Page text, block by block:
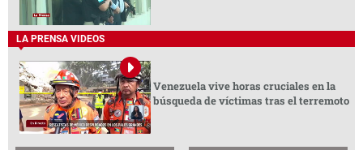
LA PRENSA VIDEOS
Venezuela vive horas cruciales en la
búsqueda de víctimas tras el terremoto